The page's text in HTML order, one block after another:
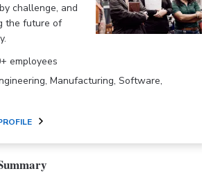
challenge, and
the future of
employees
Manufacturing, Software,